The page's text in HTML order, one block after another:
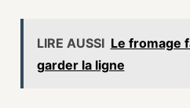
LIRE AUSSI Le fromage
garder la ligne